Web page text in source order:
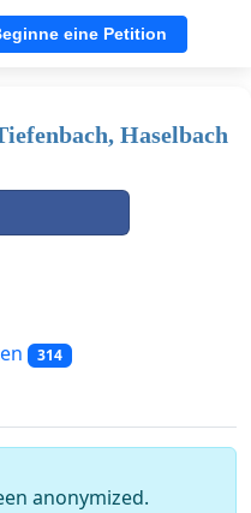
eine Petition
Haselbach
314
anonymized.